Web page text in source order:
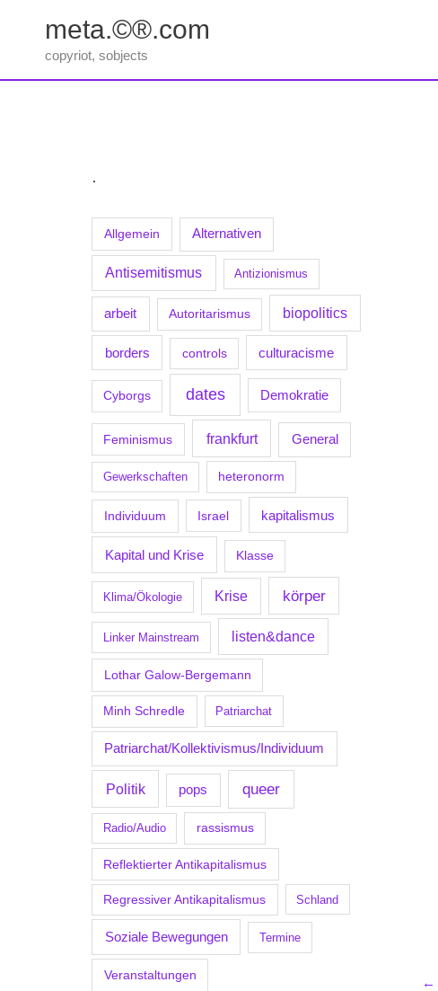
springen
meta.©®.com
copyriot, sobjects
.
Allgemein Alternativen
Antisemitismus Antizionismus
arbeit Autoritarismus biopolitics
borders controls culturacisme
Cyborgs dates Demokratie
Feminismus frankfurt General
Gewerkschaften heteronorm
Individuum Israel kapitalismus
Kapital und Krise Klasse
Klima/Ökologie Krise körper
Linker Mainstream listen&dance
Lothar Galow-Bergemann
Minh Schredle Patriarchat
Patriarchat/Kollektivismus/Individuum
Politik pops queer
Radio/Audio rassismus
Reflektierter Antikapitalismus
Regressiver Antikapitalismus Schland
Soziale Bewegungen Termine
Veranstaltungen ←